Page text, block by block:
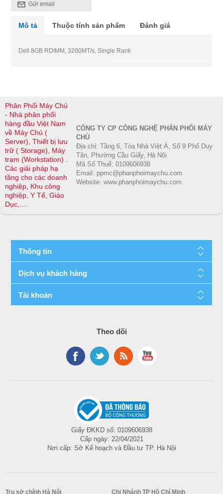
Gửi email
Mô tả Thuộc tính sản phẩm Đánh giá
Dell 8GB RDIMM, 3200MT/s, Single Rank
Phân Phối Máy Chủ
- Nhà phân phối
hàng đầu Việt Nam
về Máy Chủ (
Server), Thiết bị lưu
trữ ( Storage), Máy
trạm (Workstation) .
Các giải pháp hạ
tầng cho các doanh
nghiệp, Khu công
nghiệp, Y Tế, Giáo
Dục,….
CÔNG TY CP CÔNG NGHỆ PHÂN PHỐI MÁY
CHỦ
Địa chỉ: Tầng 6, Tòa Nhà Việt Á, Số 9 Phố Duy
Tân, Phường Cầu Giấy, Hà Nội
Mã Số Thuế: 0109606938
Email: ppmc@phanphoimaychu.com
Website: www.phanphoimaychu.com
Thông tin
Dịch vụ khách hàng
Tài khoản
Theo dõi
Giấy ĐKKD số: 0109606938
Cấp ngày: 22/04/2021
Nơi cấp: Sở Kế hoạch và Đầu tư TP. Hà Nội
Trụ sở chính Hà Nội Chi Nhánh TP Hồ Chí Minh